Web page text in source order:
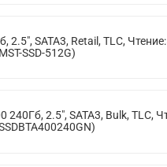
2.5", SATA3, Retail, TLC,
SSD-512G)
240Гб, 2.5", SATA3, Bulk, TLC,